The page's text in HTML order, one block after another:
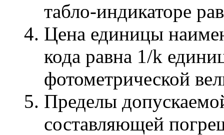
табло-индикаторе
Цена единицы
кода равна 1/k
фотометрической
Пределы
составляющей